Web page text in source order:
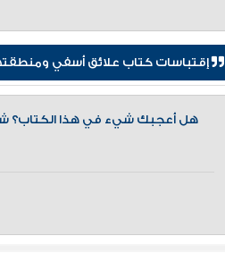
إقتباسات كتاب علائق أسفي
هل أعجبك شيء في هذا الكتاب؟